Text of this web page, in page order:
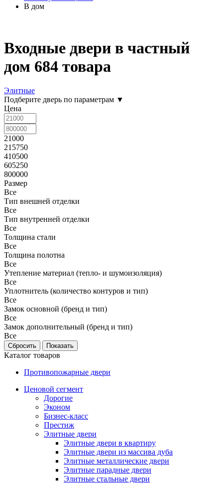
В дом
Входные двери в частный
дом 684 товара
Элитные
Подберите дверь по параметрам ▼
Цена
21000
215750
410500
605250
800000
Размер
Все
Тип внешней отделки
Все
Тип внутренней отделки
Все
Толщина стали
Все
Толщина полотна
Все
Утепление материал (тепло- и шумоизоляция)
Все
Уплотнитель (количество контуров и тип)
Все
Замок основной (бренд и тип)
Все
Замок дополнительный (бренд и тип)
Все
Каталог товаров
Противопожарные двери
Ценовой сегмент
Дорогие
Эконом
Бизнес-класс
Престиж
Элитные двери
Элитные двери в квартиру
Элитные двери из массива дуба
Элитные металлические двери
Элитные парадные двери
Элитные стальные двери